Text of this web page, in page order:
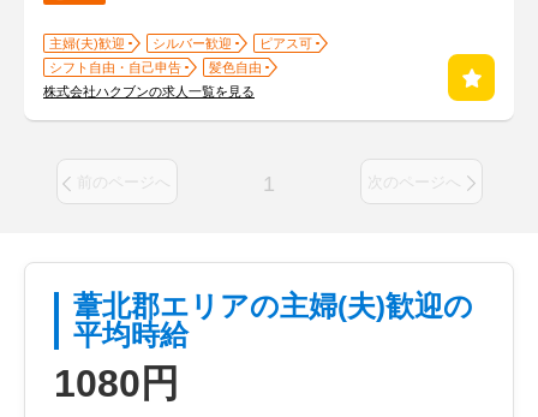
主婦(夫)歓迎 シルバー歓迎
ピアス可
シフト自由・自己申告
髪色自由
株式会社ハクブンの求人一覧を見る
前のページへ 1 次のページへ
葦北郡エリアの主婦(夫)歓迎の
平均時給
1080円